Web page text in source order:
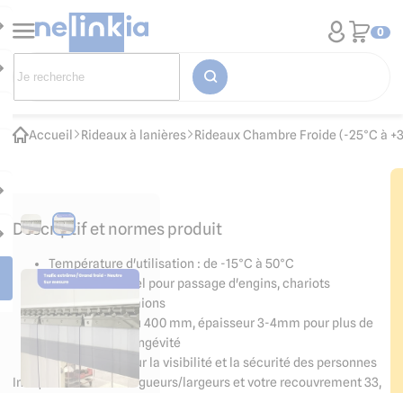
0
Accueil Rideaux à lanières Rideaux Chambre Froide (-25°C à
Descriptif et normes produit
Température d'utilisation : de -15°C à 50°C
Rideau industriel pour passage d'engins, chariots
élévateurs, camions
Lanières 300 ou 400 mm, épaisseur 3-4mm pour plus de
résistance et longévité
Transparent pour la visibilité et la sécurité des personnes
Indiquez-nous vos longueurs/largeurs et votre recouvrement 33,